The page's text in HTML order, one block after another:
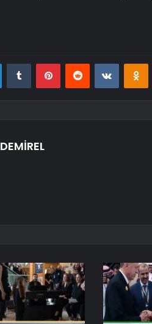
LinkedInTumblr PinterestReddit